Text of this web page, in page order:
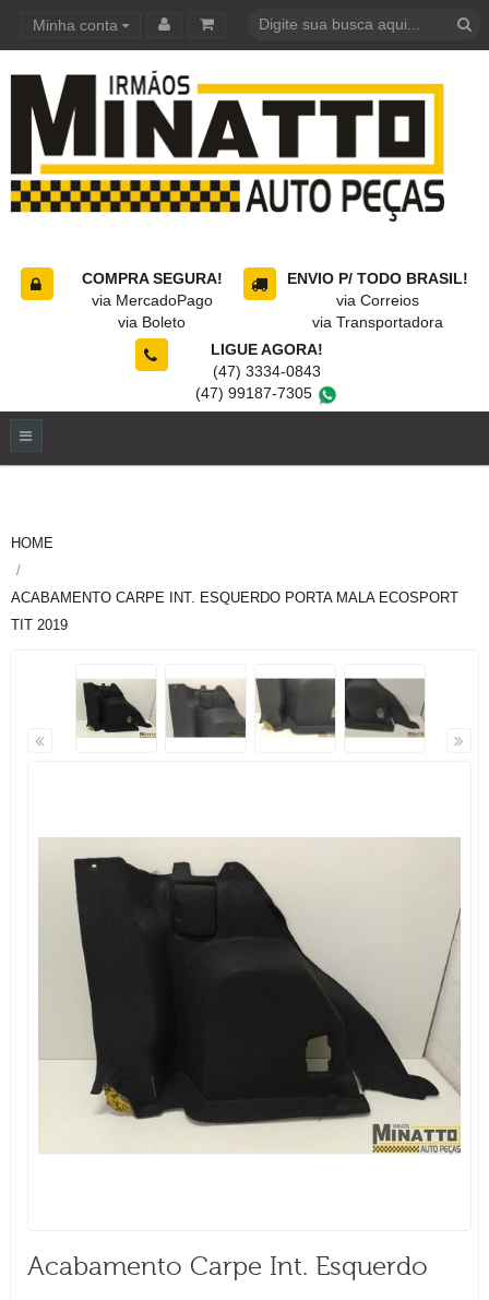
Minha conta
COMPRA SEGURA!
via MercadoPago
via Boleto
ENVIO P/ TODO BRASIL!
via Correios
via Transportadora
LIGUE AGORA!
(47) 3334-0843
(47) 99187-7305
HOME
ACABAMENTO CARPE INT. ESQUERDO PORTA MALA ECOSPORT
TIT 2019
Acabamento Carpe Int. Esquerdo